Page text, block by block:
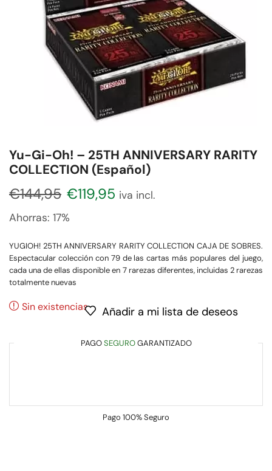
Yu-Gi-Oh! – 25TH ANNIVERSARY RARITY
COLLECTION (Español)
€144,95 €119,95 iva incl.
Ahorras: 17%
YUGIOH! 25TH ANNIVERSARY RARITY COLLECTION CAJA DE SOBRES.
Espectacular colección con 79 de las cartas más populares del juego,
cada una de ellas disponible en 7 rarezas diferentes, incluidas 2 rarezas
totalmente nuevas
Sin existencias Añadir a mi lista de deseos
PAGOSEGUROGARANTIZADO
Pago 100% Seguro